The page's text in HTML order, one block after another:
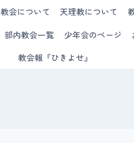
教会について 天理教について
部内教会一覧 少年会のページ
教会報『ひきよせ』